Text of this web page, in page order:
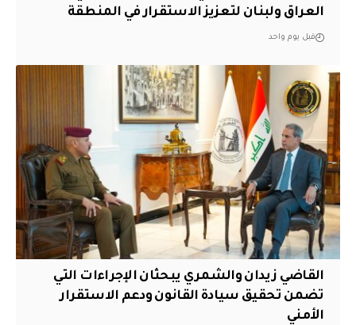
العراق ولبنان لتعزيز الاستقرار في المنطقة
قبل يوم واحد
القاضي زيدان والشمري يبحثان الإجراءات التي
تضمن تحقيق سيادة القانون ودعم الاستقرار
الأمني